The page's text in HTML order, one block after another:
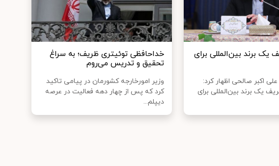
یک برند بین‌المللی برای
اکبر صالحی اظهار کرد:
یک برند بین‌المللی برای
خداحافظی توئیتری ظریف؛ به سراغ
تحقیق و تدریس می‌روم
وزیر امورخارجه کشورمان در پیامی تاکید
کرد که پس از چهار دهه فعالیت در عرصه
دیپلم...